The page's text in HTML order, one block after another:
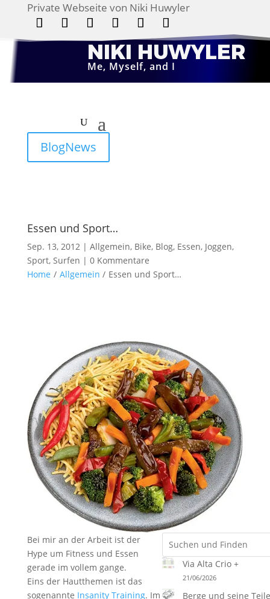
Private Webseite von Niki Huwyler
Folgen
NIKI HUWYLER
Me, Myself, and I
BlogNews
Essen und Sport…
Sep. 13, 2012| Allgemein, Bike, Blog, Essen, Joggen,
Sport, Surfen | 0 Kommentare
Home / Allgemein / Essen und Sport…
Bei mir an der Arbeit ist der
Hype um Fitness und Essen
gerade im vollem gange.
Eins der Hautthemen ist das
sogenannte Insanity Training. Im
Via Alta Crio +
21/06/2026
Berge und seine Teile